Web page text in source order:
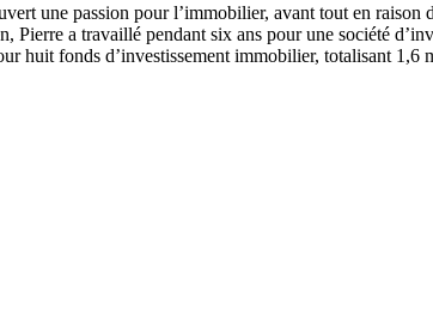
une passion pour l’immobilier, avant tout en
Pierre a travaillé pendant six ans pour une société
huit fonds d’investissement immobilier, totalisant